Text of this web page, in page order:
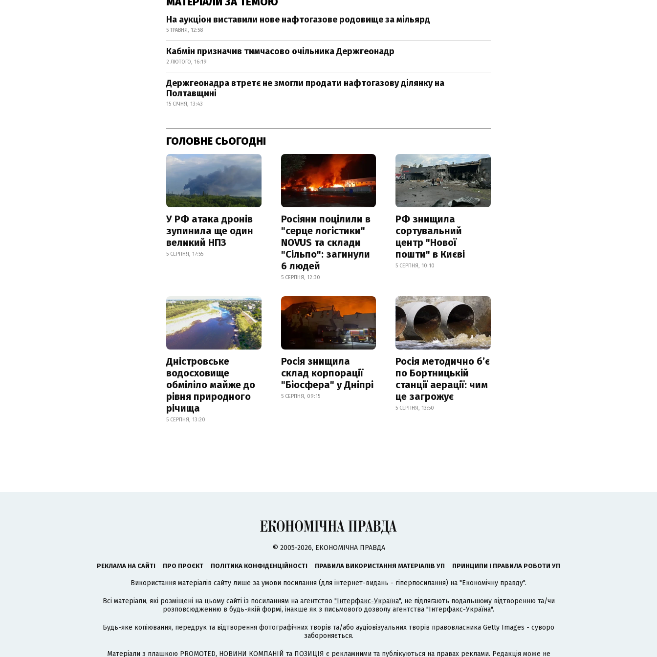
На аукціон виставили нове нафтогазове родовище за мільярд
5 ТРАВНЯ, 12:58
Кабмін призначив тимчасово очільника Держгеонадр
2 ЛЮТОГО, 16:19
Держгеонадра втретє не змогли продати нафтогазову ділянку на
Полтавщині
15 СІЧНЯ, 13:43
ГОЛОВНЕ СЬОГОДНІ
У РФ атака дронів
зупинила ще один
великий НПЗ
5 СЕРПНЯ, 17:55
Росіяни поцілили в
"серце логістики"
NOVUS та склади
"Сільпо": загинули
6 людей
5 СЕРПНЯ, 12:30
РФ знищила
сортувальний
центр "Нової
пошти" в Києві
5 СЕРПНЯ, 10:10
Дністровське
водосховище
обміліло майже до
рівня природного
річища
5 СЕРПНЯ, 13:20
Росія знищила
склад корпорації
"Біосфера" у Дніпрі
5 СЕРПНЯ, 09:15
Росія методично б’є
по Бортницькій
станції аерації: чим
це загрожує
5 СЕРПНЯ, 13:50
© 2005-2026, ЕКОНОМІЧНА ПРАВДА
РЕКЛАМА НА САЙТІ ПРО ПРОЄКТ ПОЛІТИКА КОНФІДЕНЦІЙНОСТІ ПРАВИЛА ВИКОРИСТАННЯ МАТЕРІАЛІВ УП ПРИНЦИПИ І ПРАВИЛА РОБОТИ УП
Використання матеріалів сайту лише за умови посилання (для інтернет-видань - гіперпосилання) на "Економічну правду".
Всі матеріали, які розміщені на цьому сайті із посиланням на агентство "Інтерфакс-Україна", не підлягають подальшому відтворенню та/чи
розповсюдженню в будь-якій формі, інакше як з письмового дозволу агентства "Інтерфакс-Україна".
Будь-яке копіювання, передрук та відтворення фотографічних творів та/або аудіовізуальних творів правовласника Getty Images - суворо
забороняється.
Матеріали з плашкою PROMOTED, НОВИНИ КОМПАНІЙ та ПОЗИЦІЯ є рекламними та публікуються на правах реклами. Редакція може не